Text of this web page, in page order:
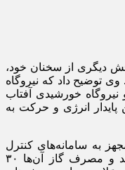
دیگری از سخنان خود،
توضیح داد که نیروگاه
۹۱۴ مگاوات و نیروگاه خورشیدی آفتاب
انرژی و حرکت به
به سامانه‌های کنترل
هوشمند و سنسورهای تشخیص آلاینده‌اند و مصرف گاز آن‌ها ۳۰